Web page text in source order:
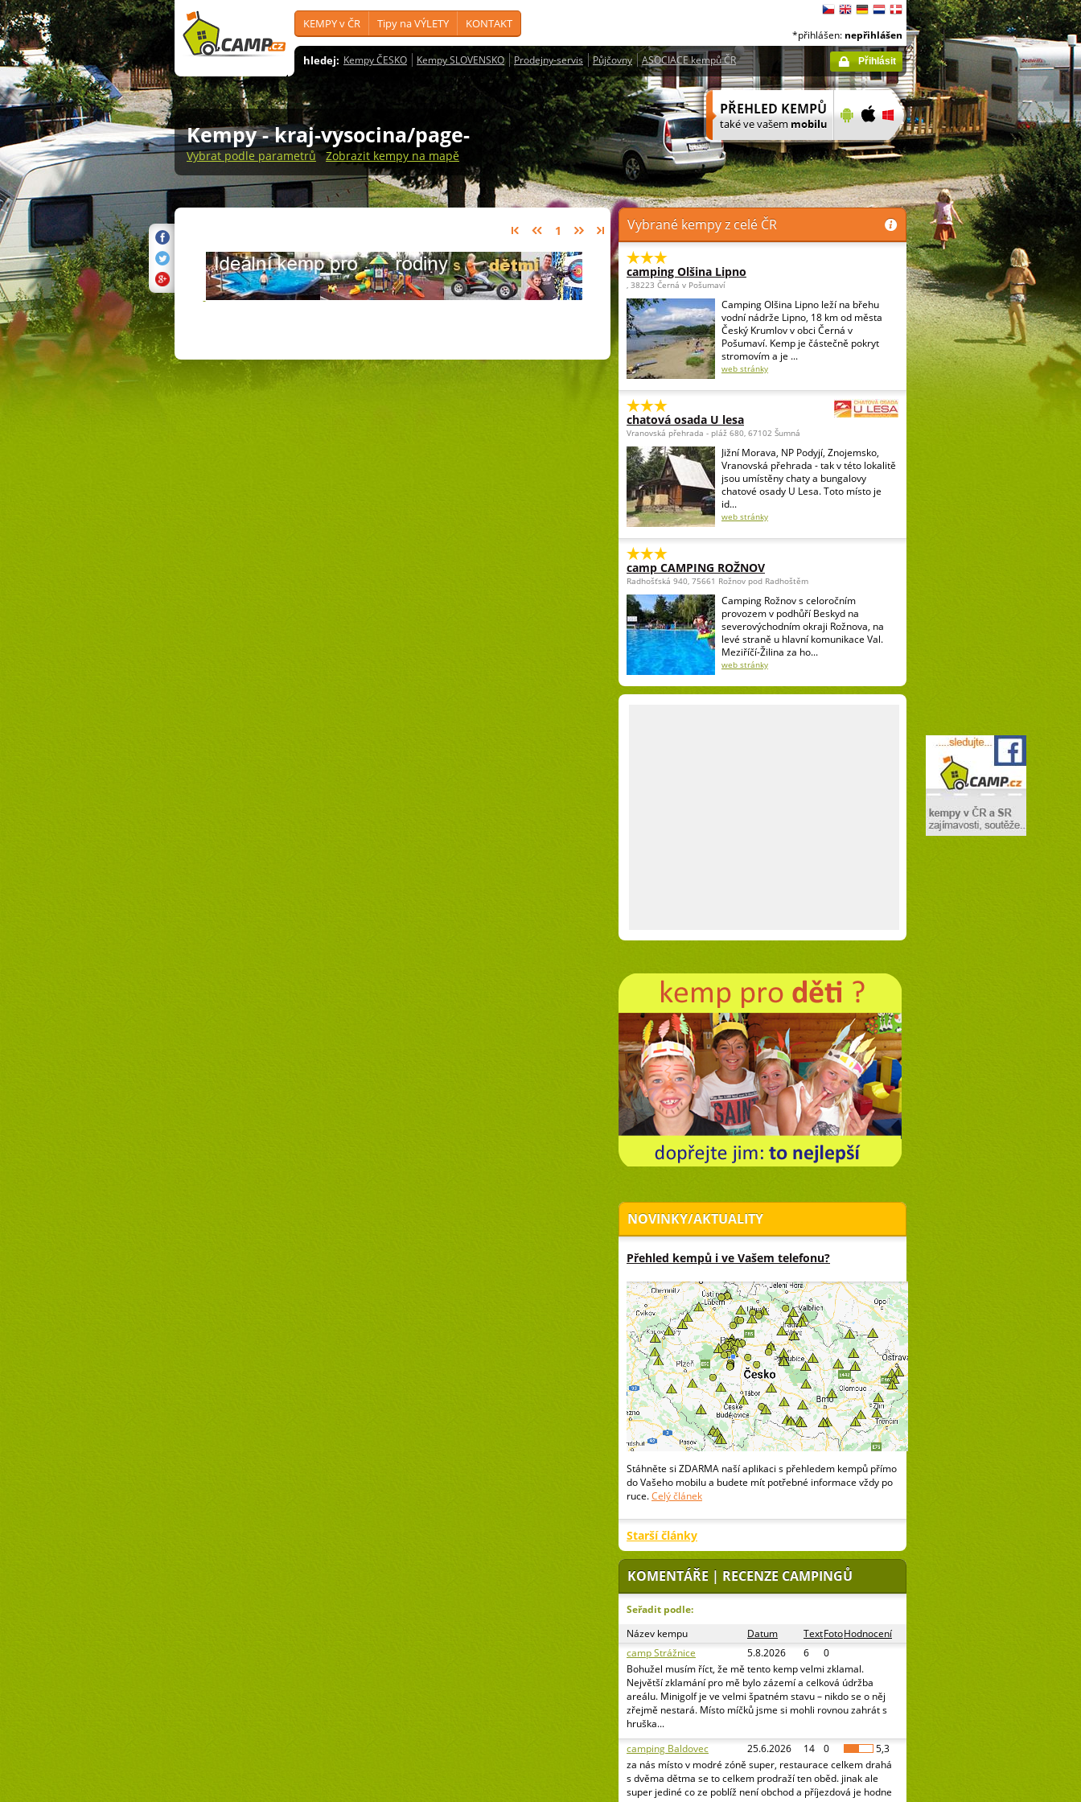
KEMPY v ČR Tipy na VÝLETY KONTAKT
hledej: Kempy ČESKO Kempy SLOVENSKO Prodejny-servis Půjčovny ASOCIACE kempů ČR
*přihlášen: nepřihlášen
Přihlásit
Kempy - kraj-vysocina/page-
Vybrat podle parametrů Zobrazit kempy na mapě
1 Vybrané kempy z celé ČR
camping Olšina Lipno
, 38223 Černá v Pošumaví
Camping Olšina Lipno leží na břehu
vodní nádrže Lipno, 18 km od města
Český Krumlov v obci Černá v
Pošumaví. Kemp je částečně pokryt
stromovím a je ...
web stránky
chatová osada U lesa
Vranovská přehrada - pláž 680, 67102 Šumná
Jižní Morava, NP Podyjí, Znojemsko,
Vranovská přehrada - tak v této lokalitě
jsou umístěny chaty a bungalovy
chatové osady U Lesa. Toto místo je
id...
web stránky
camp CAMPING ROŽNOV
Radhošťská 940, 75661 Rožnov pod Radhoštěm
Camping Rožnov s celoročním
provozem v podhůří Beskyd na
severovýchodním okraji Rožnova, na
levé straně u hlavní komunikace Val.
Meziříčí-Žilina za ho...
web stránky
NOVINKY/AKTUALITY
Přehled kempů i ve Vašem telefonu?
Stáhněte si ZDARMA naší aplikaci s přehledem kempů přímo
do Vašeho mobilu a budete mít potřebné informace vždy po
ruce.Celý článek
Starší články
KOMENTÁŘE | RECENZE CAMPINGŮ
Seřadit podle:
Název kempu
Datum TextFotoHodnocení
camp Strážnice
5.8.2026 6
0
Bohužel musím říct, že mě tento kemp velmi zklamal.
Největší zklamání pro mě bylo zázemí a celková údržba
areálu. Minigolf je ve velmi špatném stavu – nikdo se o něj
zřejmě nestará. Místo míčků jsme si mohli rovnou zahrát s
hruška...
camping Baldovec
25.6.2026 14 0
5,3
za nás místo v modré zóně super, restaurace celkem drahá
s dvěma dětma se to celkem prodraží ten oběd. jinak ale
super jediné co ze poblíž není obchod a příjezdová je hodne